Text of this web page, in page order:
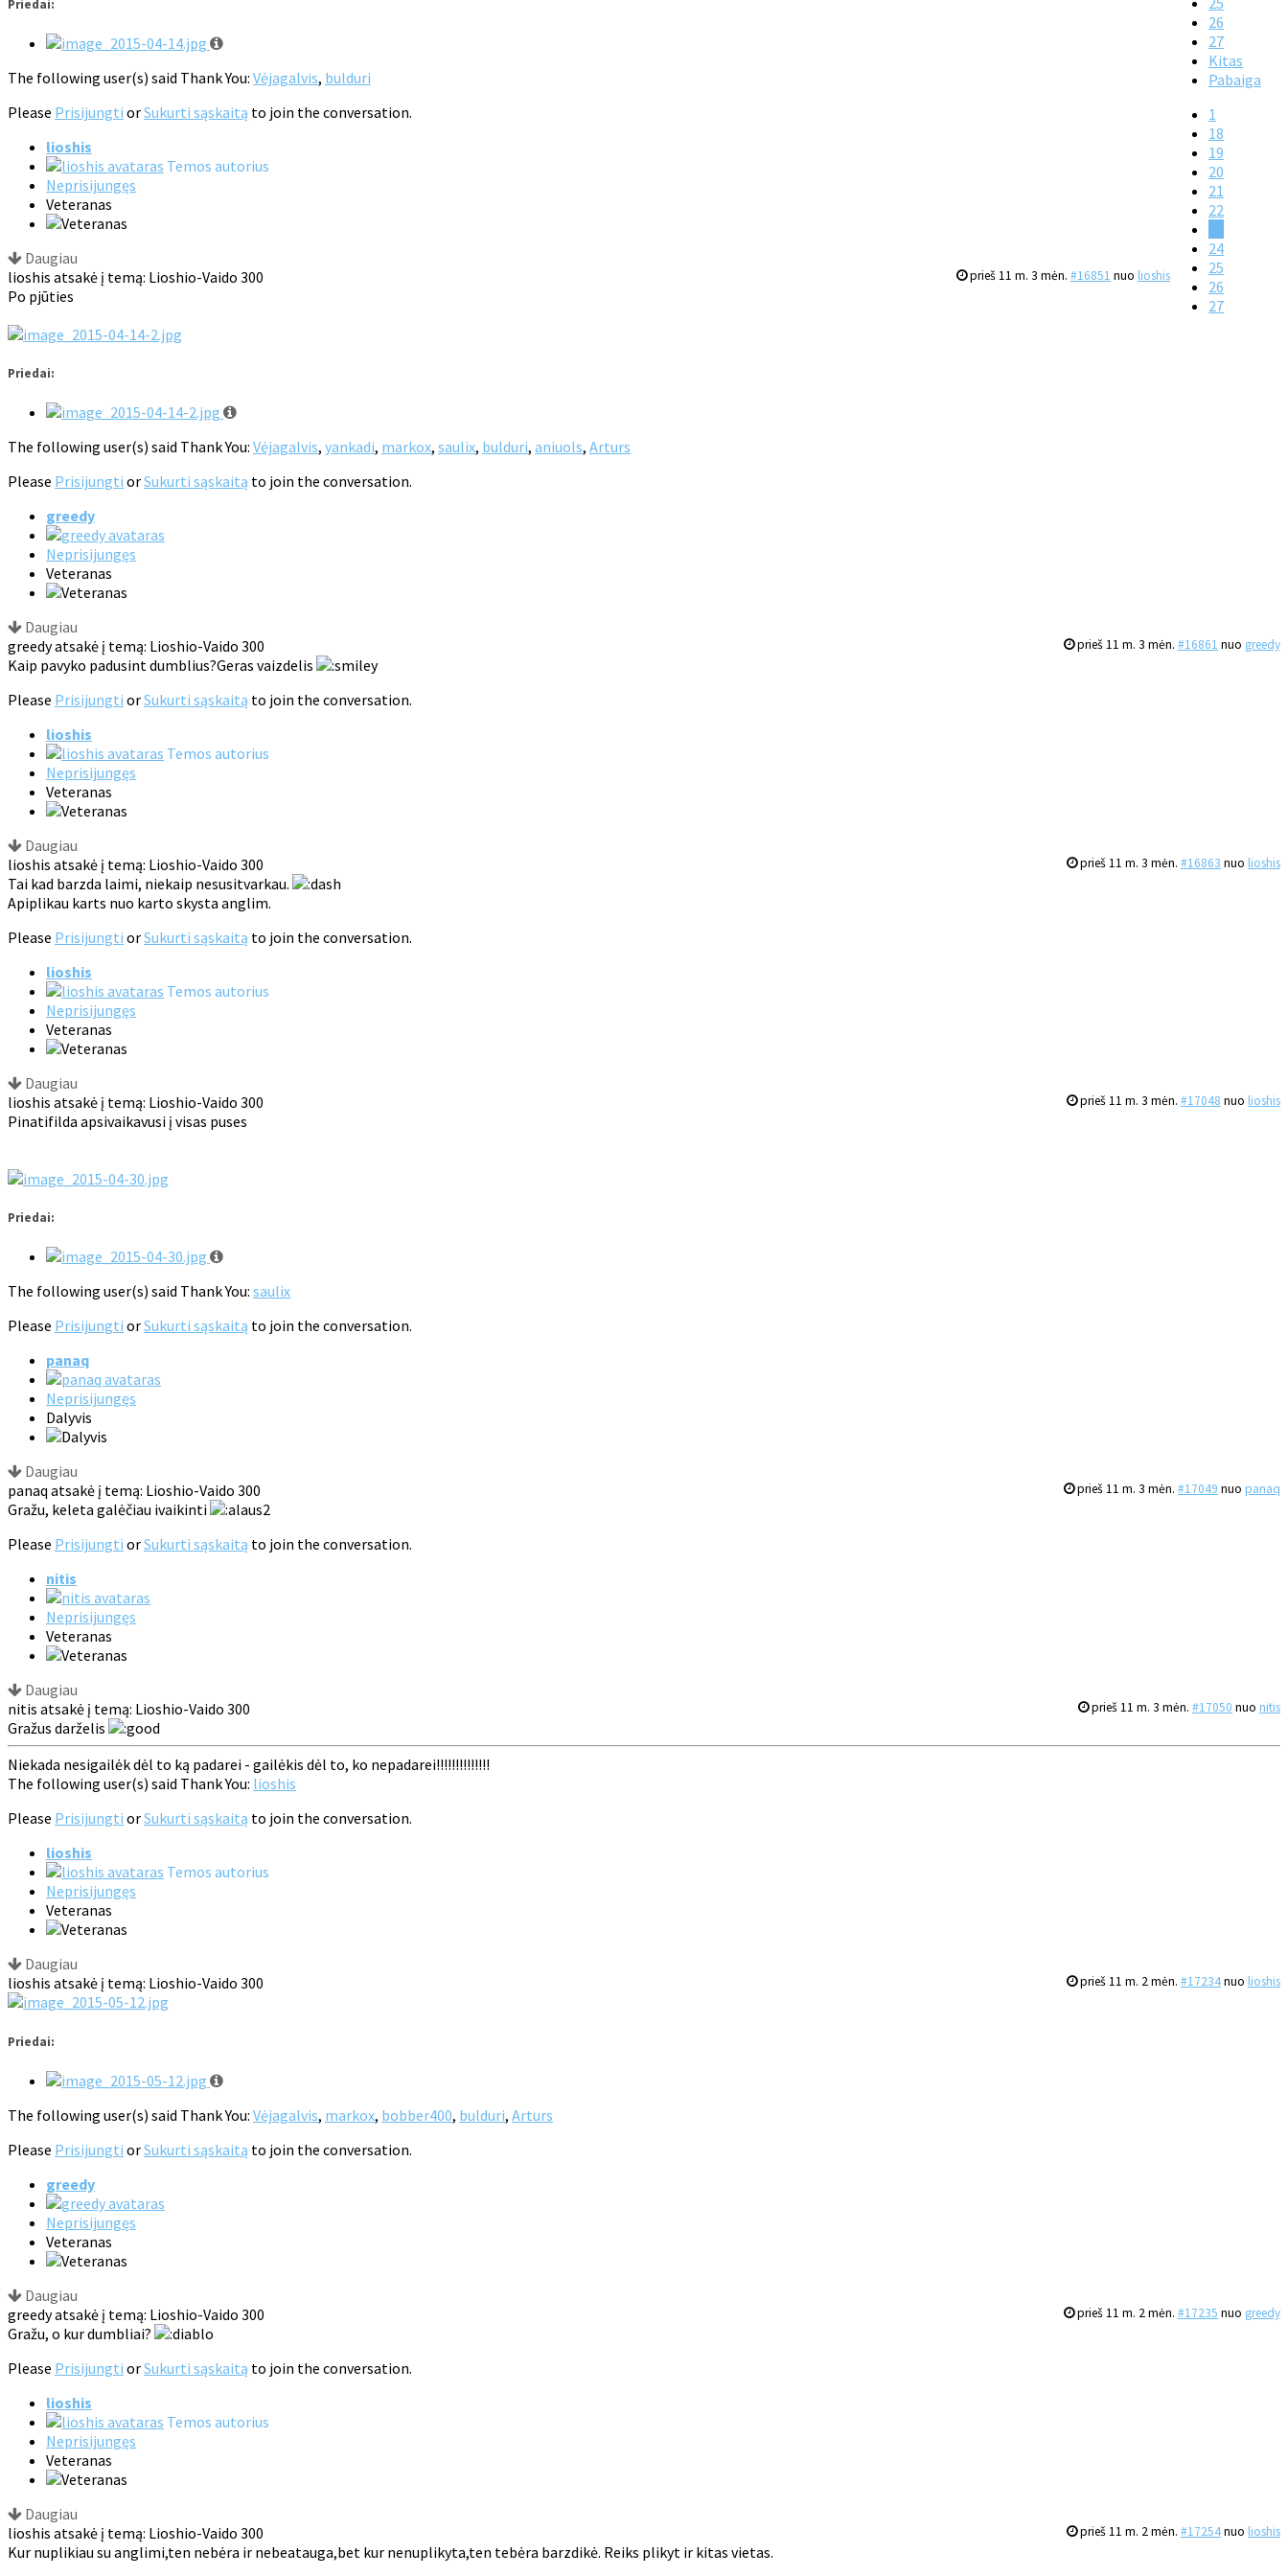
26
27
Kitas
Pabaiga
1
18
19
20
21
22
24
25
26
27
Priedai:
The following user(s) said Thank You: Vėjagalvis, bulduri
Please Prisijungti orSukurti sąskaitą to join the conversation.
lioshis
Temos autorius
Neprisijungęs
Veteranas
Daugiau
prieš 11 m. 3 mėn. #16851 nuo lioshis
lioshis atsakė į temą: Lioshio-Vaido 300
Po pjūties
Priedai:
The following user(s) said Thank You: Vėjagalvis, yankadi, markox, saulix, bulduri, aniuols, Arturs
Please Prisijungti orSukurti sąskaitą to join the conversation.
greedy
Neprisijungęs
Veteranas
Daugiau
prieš 11 m. 3 mėn. #16861 nuo greedy
greedy atsakė į temą: Lioshio-Vaido 300
Kaip pavyko padusint dumblius?Geras vaizdelis
Please Prisijungti orSukurti sąskaitą to join the conversation.
lioshis
Temos autorius
Neprisijungęs
Veteranas
Daugiau
prieš 11 m. 3 mėn. #16863 nuo lioshis
lioshis atsakė į temą: Lioshio-Vaido 300
Tai kad barzda laimi, niekaip nesusitvarkau.
Apiplikau karts nuo karto skysta anglim.
Please Prisijungti orSukurti sąskaitą to join the conversation.
lioshis
Temos autorius
Neprisijungęs
Veteranas
Daugiau
prieš 11 m. 3 mėn. #17048 nuo lioshis
lioshis atsakė į temą: Lioshio-Vaido 300
Pinatifilda apsivaikavusi į visas puses
Priedai:
The following user(s) said Thank You: saulix
Please Prisijungti orSukurti sąskaitą to join the conversation.
panaq
Neprisijungęs
Dalyvis
Daugiau
prieš 11 m. 3 mėn. #17049 nuo panaq
panaq atsakė į temą: Lioshio-Vaido 300
Gražu, keleta galėčiau ivaikinti
Please Prisijungti orSukurti sąskaitą to join the conversation.
nitis
Neprisijungęs
Veteranas
Daugiau
prieš 11 m. 3 mėn. #17050 nuo nitis
nitis atsakė į temą: Lioshio-Vaido 300
Gražus darželis
Niekada nesigailėk dėl to ką padarei - gailėkis dėl to, ko nepadarei!!!!!!!!!!!!!!
The following user(s) said Thank You: lioshis
Please Prisijungti orSukurti sąskaitą to join the conversation.
lioshis
Temos autorius
Neprisijungęs
Veteranas
Daugiau
prieš 11 m. 2 mėn. #17234nuo lioshis
lioshis atsakė į temą: Lioshio-Vaido 300
Priedai:
The following user(s) said Thank You: Vėjagalvis, markox, bobber400, bulduri, Arturs
Please Prisijungti orSukurti sąskaitą to join the conversation.
greedy
Neprisijungęs
Veteranas
Daugiau
prieš 11 m. 2 mėn. #17235 nuo greedy
greedy atsakė į temą: Lioshio-Vaido 300
Gražu, o kur dumbliai?
Please Prisijungti orSukurti sąskaitą to join the conversation.
lioshis
Temos autorius
Neprisijungęs
Veteranas
Daugiau
prieš 11 m. 2 mėn. #17254nuo lioshis
lioshis atsakė į temą: Lioshio-Vaido 300
Kur nuplikiau su anglimi,ten nebėra ir nebeatauga,bet kur nenuplikyta,ten tebėra barzdikė. Reiks plikyt ir kitas vietas.